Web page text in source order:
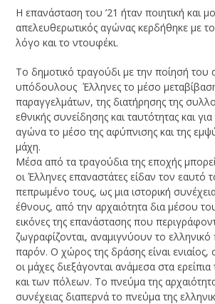
Η επανάσταση του ’21 ήταν ποιητική και
απελευθερωτικός αγώνας κερδήθηκε με
λόγο και το ντουφέκι.
Το δημοτικό τραγούδι με την ποίησή του
υπόδουλους Έλληνες το μέσο
παραγγελμάτων, της διατήρησης της
εθνικής συνείδησης και ταυτότητας και
αγώνα το μέσο της αφύπνισης και της
μάχη.
Μέσα από τα τραγούδια της εποχής μπορεί
οι Έλληνες επαναστάτες είδαν τον εαυτό
πεπρωμένο τους, ως μια ιστορική
έθνους, από την αρχαιότητα δια μέσου
εικόνες της επανάστασης που
ζωγραφίζονται, αναμιγνύουν το
παρόν. Ο χώρος της δράσης είναι ενιαίος,
οι μάχες διεξάγονται ανάμεσα στα
και των πόλεων. Το πνεύμα της
συνέχειας διαπερνά το πνεύμα της